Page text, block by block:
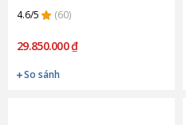
4.6/5
(60)
29.850.000 ₫
So sánh